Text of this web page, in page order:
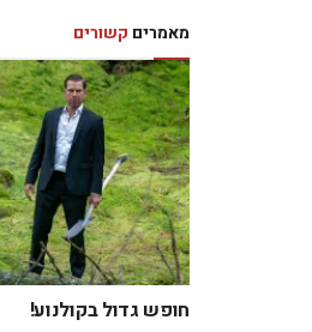
מאמרים קשורים
חופש גדול בקולנוע!